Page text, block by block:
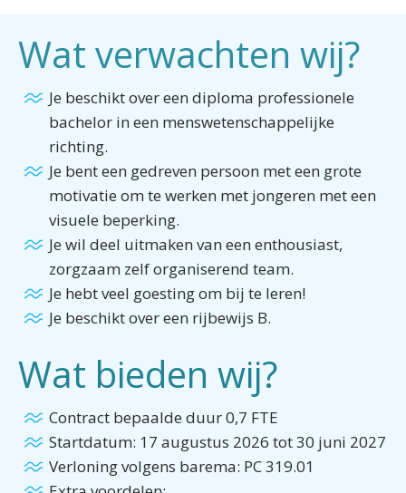
Wat verwachten wij?
Je beschikt over een diploma professionele
bachelor in een menswetenschappelijke
richting.
Je bent een gedreven persoon met een grote
motivatie om te werken met jongeren met een
visuele beperking.
Je wil deel uitmaken van een enthousiast,
zorgzaam zelf organiserend team.
Je hebt veel goesting om bij te leren!
Je beschikt over een rijbewijs B.
Wat bieden wij?
Contract bepaalde duur 0,7 FTE
Startdatum: 17 augustus 2026 tot 30 juni 2027
Verloning volgens barema: PC 319.01